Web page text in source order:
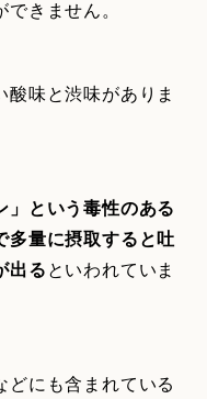
きません。
味と渋味がありま
」という毒性のある
多量に摂取すると吐
出るといわれていま
どにも含まれている